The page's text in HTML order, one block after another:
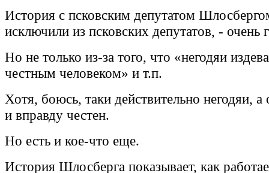
История с псковским депутатом
исключили из псковских депутатов, - очень
Но не только из-за того, что «негодяи
честным человеком» и т.п.
Хотя, боюсь, таки действительно негодяи,
и вправду честен.
Но есть и кое-что еще.
История Шлосберга показывает, как